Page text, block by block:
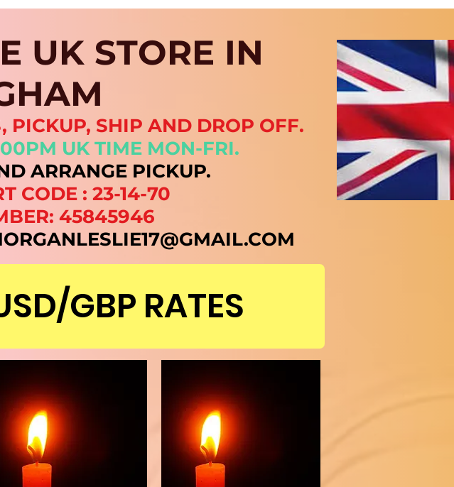
UK STORE IN
PICKUP, SHIP AND DROP OFF.
UK TIME MON-FRI.
ARRANGE PICKUP.
CODE : 23-14-70
45845946
GBP RATES